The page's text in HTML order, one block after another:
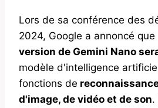
Lors de sa conférence des
2024, Google a annoncé que
version de Gemini Nano
modèle d'intelligence
fonctions de
d'image, de vidéo et de son.